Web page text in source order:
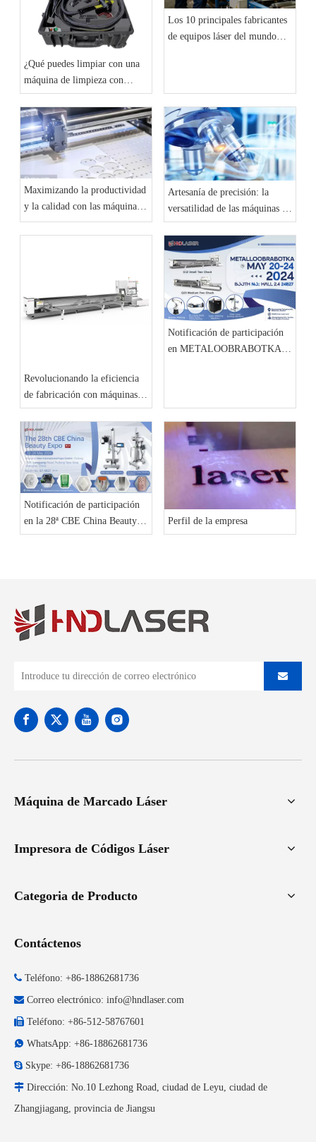
¿Qué puedes limpiar con una
máquina de limpieza con
láser?
Los 10 principales fabricantes
de equipos láser del mundo
Maximizando la productividad
y la calidad con las máquinas
de corte por láser de alto
rendimiento de HND Laser
Artesanía de precisión: la
versatilidad de las máquinas de
corte por láser en todas las
industrias
Revolucionando la eficiencia
de fabricación con máquinas
de corte por láser avanzadas de
HND Laser
Notificación de participación
en METALOOBRABOTKA
Notificación de participación
en la 28ª CBE China Beauty
Expo
Perfil de la empresa
Máquina de Marcado Láser
Impresora de Códigos Láser
Categoria de Producto
Contáctenos
 Teléfono: +86-18862681736
 Correo electrónico: info@hndlaser.com
 Teléfono: +86-512-58767601
 WhatsApp: +86-18862681736
 Skype: +86-18862681736
 Dirección: No.10 Lezhong Road, ciudad de Leyu, ciudad de
Zhangjiagang, provincia de Jiangsu